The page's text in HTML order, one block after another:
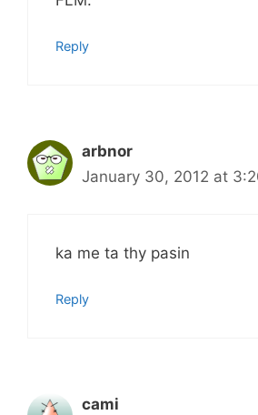
Reply
arbnor
January 30, 2012 at
ka me ta thy pasin
Reply
cami